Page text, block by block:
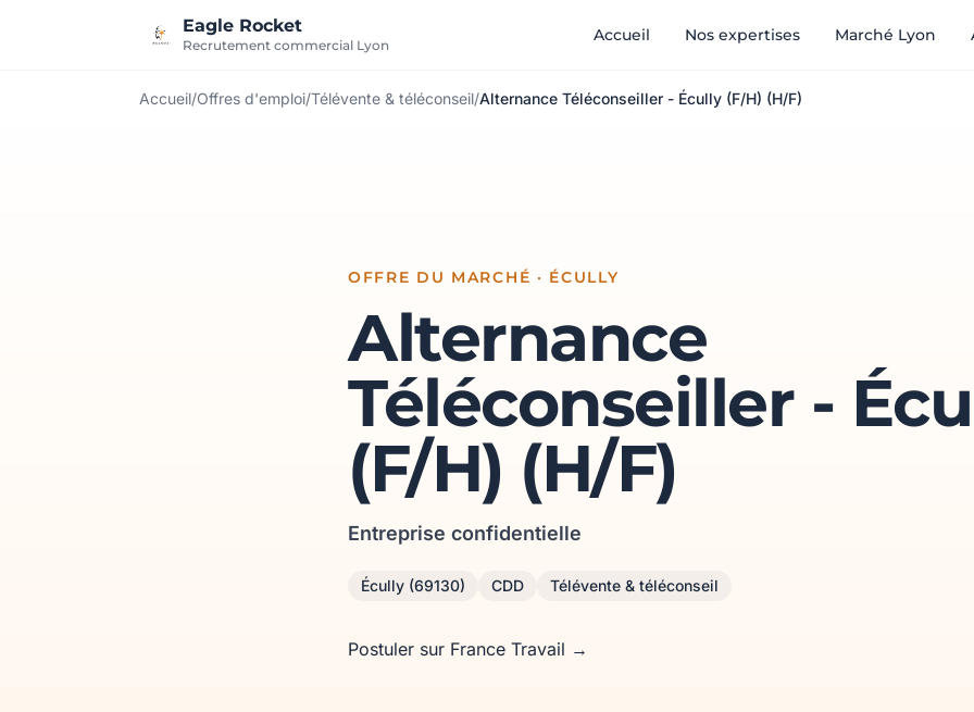
Eagle Rocket
Recrutement commercial Lyon
Accueil Nos expertises Marché Lyon
Accueil/Offres d'emploi/Télévente & téléconseil/Alternance Téléconseiller - Écully (F/H) (H/F)
OFFRE DU MARCHÉ · ÉCULLY
Alternance
Téléconseiller -
(F/H) (H/F)
Entreprise confidentielle
Écully (69130) CDD Télévente & téléconseil
Postuler sur France Travail →